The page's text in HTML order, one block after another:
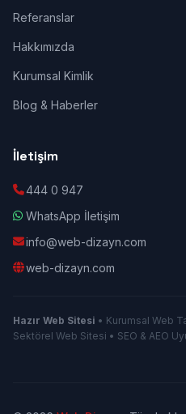
Referanslar
Hakkımızda
Kurumsal Kimlik
Blog & Haberler
İletişim
444 0 947
WhatsApp İletişim
info@web-dizayn.com
web-dizayn.com
Hazır Web Sitesi • Kurumsal Web
Sektörel Web Sitesi • SEO & AEO